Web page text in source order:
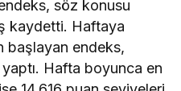
söz konusu
kaydetti. Haftaya
başlayan endeks,
yaptı. Hafta boyunca en